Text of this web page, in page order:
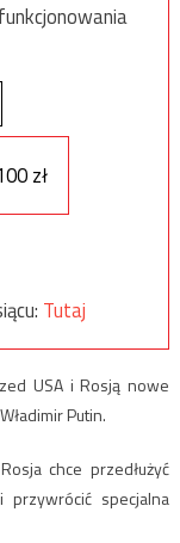
zł
Tutaj
USA i Rosją nowe
Putin.
chce przedłużyć
specjalna